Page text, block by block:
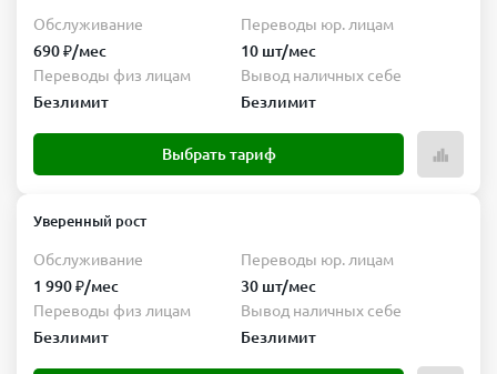
Обслуживание
690 ₽/мес
Переводы юр. лицам
10 шт/мес
Переводы физ лицам
Безлимит
Вывод наличных себе
Безлимит
Выбрать тариф
Уверенный рост
Обслуживание
1 990 ₽/мес
Переводы юр. лицам
30 шт/мес
Переводы физ лицам
Безлимит
Вывод наличных себе
Безлимит